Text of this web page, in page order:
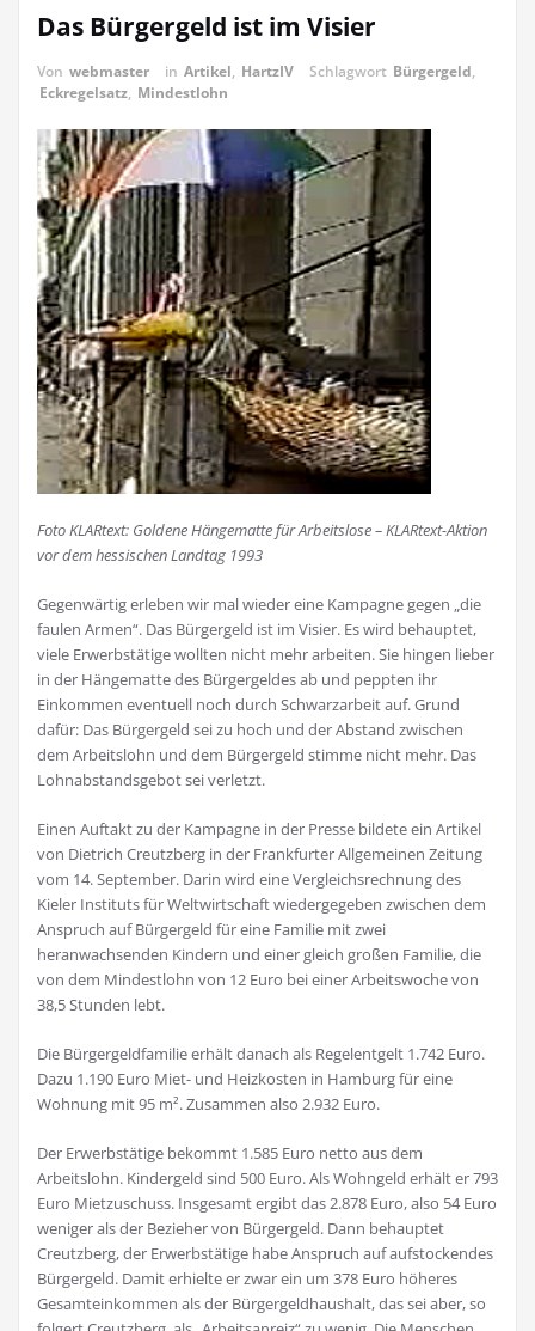
Das Bürgergeld ist im Visier
Von webmaster in Artikel, HartzIV Schlagwort Bürgergeld,
Eckregelsatz, Mindestlohn
Foto KLARtext: Goldene Hängematte für Arbeitslose – KLARtext-Aktion
vor dem hessischen Landtag 1993
Gegenwärtig erleben wir mal wieder eine Kampagne gegen „die
faulen Armen“. Das Bürgergeld ist im Visier. Es wird behauptet,
viele Erwerbstätige wollten nicht mehr arbeiten. Sie hingen lieber
in der Hängematte des Bürgergeldes ab und peppten ihr
Einkommen eventuell noch durch Schwarzarbeit auf. Grund
dafür: Das Bürgergeld sei zu hoch und der Abstand zwischen
dem Arbeitslohn und dem Bürgergeld stimme nicht mehr. Das
Lohnabstandsgebot sei verletzt.
Einen Auftakt zu der Kampagne in der Presse bildete ein Artikel
von Dietrich Creutzberg in der Frankfurter Allgemeinen Zeitung
vom 14. September. Darin wird eine Vergleichsrechnung des
Kieler Instituts für Weltwirtschaft wiedergegeben zwischen dem
Anspruch auf Bürgergeld für eine Familie mit zwei
heranwachsenden Kindern und einer gleich großen Familie, die
von dem Mindestlohn von 12 Euro bei einer Arbeitswoche von
38,5 Stunden lebt.
Die Bürgergeldfamilie erhält danach als Regelentgelt 1.742 Euro.
Dazu 1.190 Euro Miet- und Heizkosten in Hamburg für eine
Wohnung mit 95 m². Zusammen also 2.932 Euro.
Der Erwerbstätige bekommt 1.585 Euro netto aus dem
Arbeitslohn. Kindergeld sind 500 Euro. Als Wohngeld erhält er 793
Euro Mietzuschuss. Insgesamt ergibt das 2.878 Euro, also 54 Euro
weniger als der Bezieher von Bürgergeld. Dann behauptet
Creutzberg, der Erwerbstätige habe Anspruch auf aufstockendes
Bürgergeld. Damit erhielte er zwar ein um 378 Euro höheres
Gesamteinkommen als der Bürgergeldhaushalt, das sei aber, so